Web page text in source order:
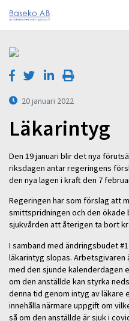
20 januari 2022
Läkarintyg
Den 19 januari blir det nya
riksdagen antar regeringens
den nya lagen i kraft den 7
Regeringen har som förslag att
smittspridningen och den ökade
sjukvården att återigen ta bort
I samband med ändringsbudet
läkarintyg slopas. Arbetsgivaren
med den sjunde kalenderdagen
om den anställde kan styrka
denna tid genom intyg av läkare
innehålla närmare uppgift om
så om den anställde är sjuk i